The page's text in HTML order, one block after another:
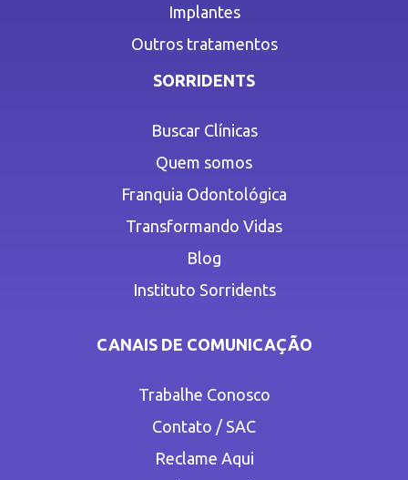
Implantes
Outros tratamentos
SORRIDENTS
Buscar Clínicas
Quem somos
Franquia Odontológica
Transformando Vidas
Blog
Instituto Sorridents
CANAIS DE COMUNICAÇÃO
Trabalhe Conosco
Contato / SAC
Reclame Aqui